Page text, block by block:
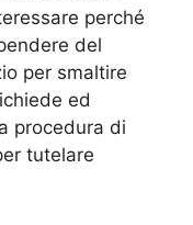
perché
del
per smaltire
ed
procedura di
tutelare